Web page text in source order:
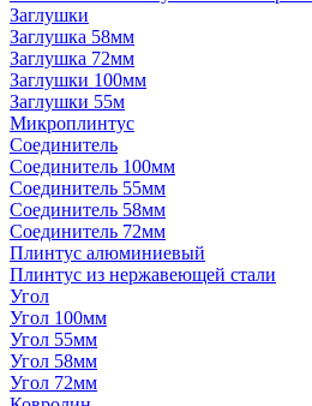
Заглушки
Заглушка 58мм
Заглушка 72мм
Заглушки 100мм
Заглушки 55м
Микроплинтус
Соединитель
Соединитель 100мм
Соединитель 55мм
Соединитель 58мм
Соединитель 72мм
Плинтус алюминиевый
Плинтус из нержавеющей стали
Угол
Угол 100мм
Угол 55мм
Угол 58мм
Угол 72мм